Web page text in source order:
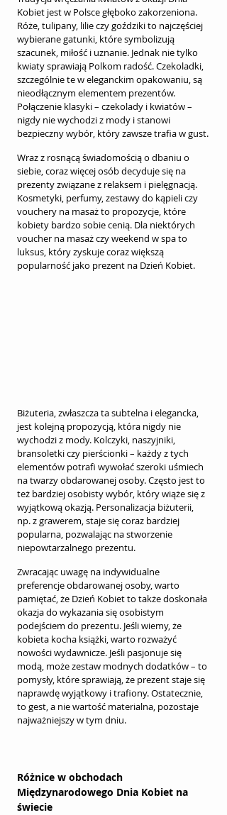
Kobiet jest w Polsce głęboko zakorzeniona.
Róże, tulipany, lilie czy goździki to najczęściej
wybierane gatunki, które symbolizują
szacunek, miłość i uznanie. Jednak nie tylko
kwiaty sprawiają Polkom radość. Czekoladki,
szczególnie te w eleganckim opakowaniu, są
nieodłącznym elementem prezentów.
Połączenie klasyki – czekolady i kwiatów –
nigdy nie wychodzi z mody i stanowi
bezpieczny wybór, który zawsze trafia w gust.
Wraz z rosnącą świadomością o dbaniu o
siebie, coraz więcej osób decyduje się na
prezenty związane z relaksem i pielęgnacją.
Kosmetyki, perfumy, zestawy do kąpieli czy
vouchery na masaż to propozycje, które
kobiety bardzo sobie cenią. Dla niektórych
voucher na masaż czy weekend w spa to
luksus, który zyskuje coraz większą
popularność jako prezent na Dzień Kobiet.
Biżuteria, zwłaszcza ta subtelna i elegancka,
jest kolejną propozycją, która nigdy nie
wychodzi z mody. Kolczyki, naszyjniki,
bransoletki czy pierścionki – każdy z tych
elementów potrafi wywołać szeroki uśmiech
na twarzy obdarowanej osoby. Często jest to
też bardziej osobisty wybór, który wiąże się z
wyjątkową okazją. Personalizacja biżuterii,
np. z grawerem, staje się coraz bardziej
popularna, pozwalając na stworzenie
niepowtarzalnego prezentu.
Zwracając uwagę na indywidualne
preferencje obdarowanej osoby, warto
pamiętać, że Dzień Kobiet to także doskonała
okazja do wykazania się osobistym
podejściem do prezentu. Jeśli wiemy, że
kobieta kocha książki, warto rozważyć
nowości wydawnicze. Jeśli pasjonuje się
modą, może zestaw modnych dodatków – to
pomysły, które sprawiają, że prezent staje się
naprawdę wyjątkowy i trafiony. Ostatecznie,
to gest, a nie wartość materialna, pozostaje
najważniejszy w tym dniu.
Różnice w obchodach
Międzynarodowego Dnia Kobiet na
świecie